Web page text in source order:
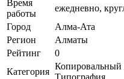
Время
работы
ежедневно,
Город
Алма-Ата
Регион
Алматы
Рейтинг
0
Категория
Копировальный
Типография